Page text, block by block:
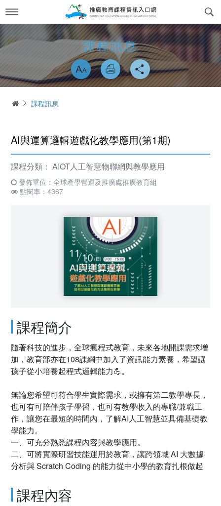
到
要
內
容
最新消息 News
關於我們 About us
交通方式
簡介
工作團隊
學習環境介紹
常見問答Q&A
課程訊息 Course Information
政府委訓與企業合作
表單下載 Download
線上繳費 Online Payment
場地租借 reservation
課程訊息 略過字型切
首頁課程訊息
AI與運算邏輯遊戲化教學應用(第1期)
課程分類： AIOT人工智慧物聯網與教學應用
發佈單位：全球產學營運及推廣處推廣教育組
點閱率：4367
課程簡介
隨著科技的進步，全球瘋程式教育，未來各地開課需求增
加，教育部亦在108課綱中加入了資訊能力素養，希望讓
孩子從小培養起程式邏輯能力💪。
無論您希望可符合學生實際需求，或擁有第二教學專長，
也可有可陪伴孩子學習，也可有教學收入的專職/兼職工
作，讓您在最短的時間內，了解AI人工智慧並具備基礎教
學能力。
一、可充分熟悉課程內容與教學應用。
二、可將實際研習技能運用於教育，讓跨領域 AI 大數據
分析與 Scratch Coding 的能力從中小學的教育扎根做起
課程內容